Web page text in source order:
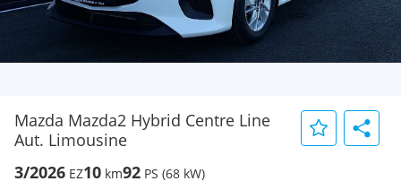
Mazda Mazda2 Hybrid Centre Line
Aut. Limousine
3/2026 EZ10 km92 PS (68 kW)